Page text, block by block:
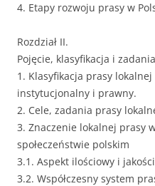
4. Etapy rozwoju prasy w
Rozdział II.
Pojęcie, klasyfikacja i
1. Klasyfikacja prasy
instytucjonalny i prawny.
2. Cele, zadania prasy
3. Znaczenie lokalnej prasy
społeczeństwie polskim
3.1. Aspekt ilościowy i
3.2. Współczesny system